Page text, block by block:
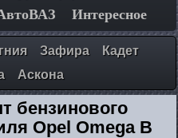
Интересное
Зафира
Кадет
Аскона
бензинового
Opel Omega B